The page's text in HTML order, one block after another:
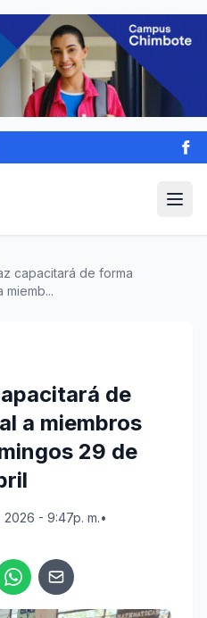
capacitará de forma
miemb...
de
a miembros
29 de
- 9:47p. m.•